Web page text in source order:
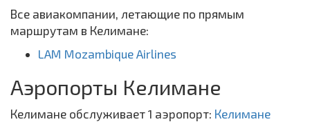
Все авиакомпании, летающие по прямым
маршрутам в Келимане:
LAM Mozambique Airlines
Аэропорты Келимане
Келимане обслуживает 1 аэропорт: Келимане